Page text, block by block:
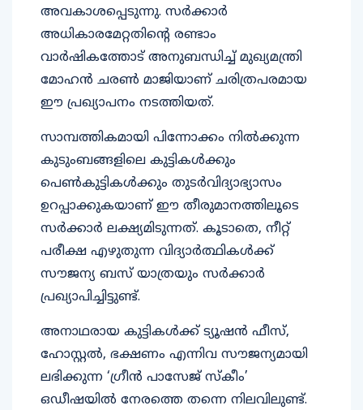
അവകാശപ്പെടുന്നു. സർക്കാർ
അധികാരമേറ്റതിന്റെ രണ്ടാം
വാർഷികത്തോട് അനുബന്ധിച്ച് മുഖ്യമന്ത്രി
മോഹൻ ചരൺ മാജിയാണ് ചരിത്രപരമായ
ഈ പ്രഖ്യാപനം നടത്തിയത്.
സാമ്പത്തികമായി പിന്നോക്കം നിൽക്കുന്ന
കുടുംബങ്ങളിലെ കുട്ടികൾക്കും
പെൺകുട്ടികൾക്കും തുടർവിദ്യാഭ്യാസം
ഉറപ്പാക്കുകയാണ് ഈ തീരുമാനത്തിലൂടെ
സർക്കാർ ലക്ഷ്യമിടുന്നത്. കൂടാതെ, നീറ്റ്
പരീക്ഷ എഴുതുന്ന വിദ്യാർത്ഥികൾക്ക്
സൗജന്യ ബസ് യാത്രയും സർക്കാർ
പ്രഖ്യാപിച്ചിട്ടുണ്ട്.
അനാഥരായ കുട്ടികൾക്ക് ട്യൂഷൻ ഫീസ്,
ഹോസ്റ്റൽ, ഭക്ഷണം എന്നിവ സൗജന്യമായി
ലഭിക്കുന്ന ‘ഗ്രീൻ പാസേജ് സ്കീം’
ഒഡീഷയിൽ നേരത്തെ തന്നെ നിലവിലുണ്ട്.